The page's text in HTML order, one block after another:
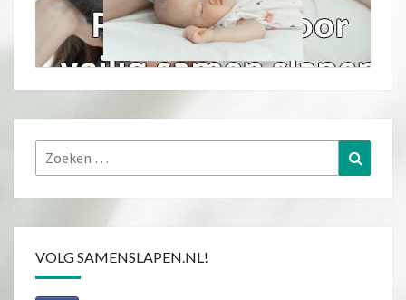
Zoeken
naar:
VOLG SAMENSLAPEN.NL!